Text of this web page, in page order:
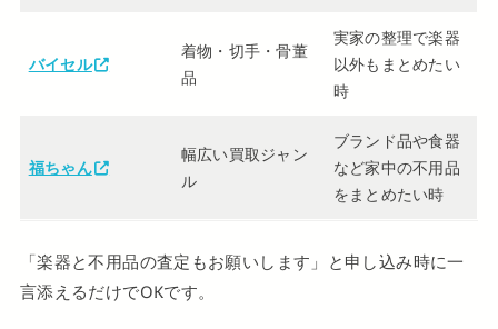
バイセル
着物・切手・骨董
品
実家の整理で楽器
以外もまとめたい
時
福ちゃん
幅広い買取ジャン
ル
ブランド品や食器
など家中の不用品
をまとめたい時
「楽器と不用品の査定もお願いします」と申し込み時に一
言添えるだけでOKです。